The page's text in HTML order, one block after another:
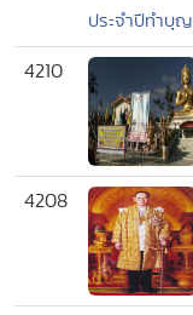
ประจำปีทำบุ
4210
4208